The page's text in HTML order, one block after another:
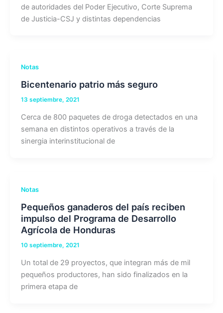
de autoridades del Poder Ejecutivo, Corte Suprema
de Justicia-CSJ y distintas dependencias
Notas
Bicentenario patrio más seguro
13 septiembre, 2021
Cerca de 800 paquetes de droga detectados en una
semana en distintos operativos a través de la
sinergia interinstitucional de
Notas
Pequeños ganaderos del país reciben
impulso del Programa de Desarrollo
Agrícola de Honduras
10 septiembre, 2021
Un total de 29 proyectos, que integran más de mil
pequeños productores, han sido finalizados en la
primera etapa de